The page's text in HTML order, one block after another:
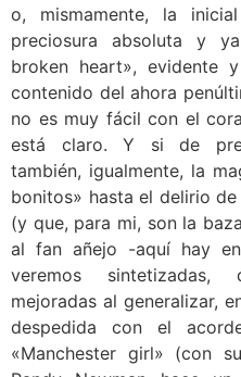
o, mismamente, la
preciosura absoluta y
broken heart», evidente
contenido del ahora
no es muy fácil con el
está claro. Y si de
también, igualmente, la
bonitos» hasta el delirio
(y que, para mi, son la
al fan añejo -aquí hay
veremos sintetizadas,
mejoradas al generalizar,
despedida con el
«Manchester girl» (con